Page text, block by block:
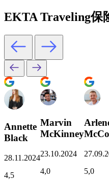
EKTA Traveling保
Annette
Black
28.11.2024
4,5
Marvin
McKinney
23.10.2024
4,0
5,0